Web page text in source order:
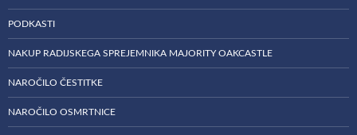
PODKASTI
NAKUP RADIJSKEGA SPREJEMNIKA MAJORITY OAKCASTLE
NAROČILO ČESTITKE
NAROČILO OSMRTNICE